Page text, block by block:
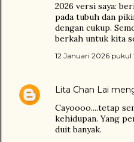
2026 versi saya:
pada tubuh dan
dengan cukup.
berkah untuk kita
12 Januari 2026 pukul
Lita Chan Lai
Cayoooo....tetap
kehidupan. Yang
duit banyak.